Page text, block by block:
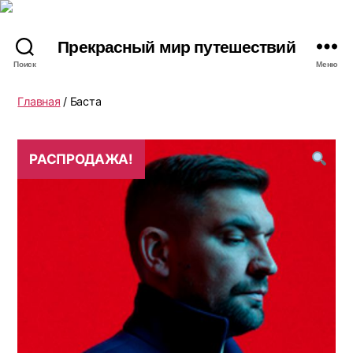
Поиск
Прекрасный мир путешествий
Меню
Главная / Баста
РАСПРОДАЖА!